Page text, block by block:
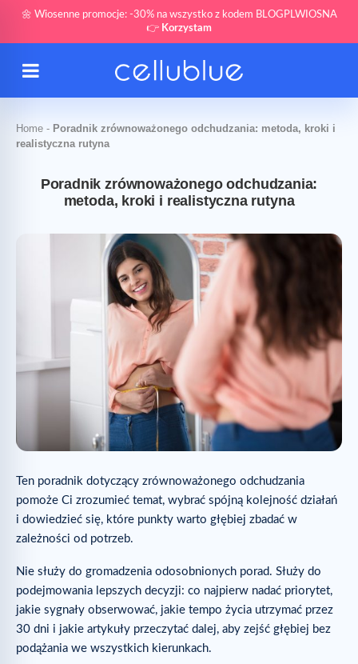
🌼 Wiosenne promocje: -30% na wszystko z kodem BLOGPLWIOSNA
👉 Korzystam
Home - Poradnik zrównoważonego odchudzania: metoda, kroki i
realistyczna rutyna
Poradnik zrównoważonego odchudzania:
metoda, kroki i realistyczna rutyna
Ten poradnik dotyczący zrównoważonego odchudzania
pomoże Ci zrozumieć temat, wybrać spójną kolejność działań
i dowiedzieć się, które punkty warto głębiej zbadać w
zależności od potrzeb.
Nie służy do gromadzenia odosobnionych porad. Służy do
podejmowania lepszych decyzji: co najpierw nadać priorytet,
jakie sygnały obserwować, jakie tempo życia utrzymać przez
30 dni i jakie artykuły przeczytać dalej, aby zejść głębiej bez
podążania we wszystkich kierunkach.